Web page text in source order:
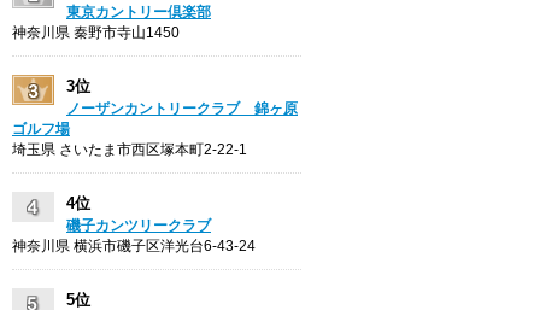
東京カントリー倶楽部
神奈川県 秦野市寺山1450
3位
ノーザンカントリークラブ 錦ヶ原
ゴルフ場
埼玉県 さいたま市西区塚本町2-22-1
4位
磯子カンツリークラブ
神奈川県 横浜市磯子区洋光台6-43-24
5位